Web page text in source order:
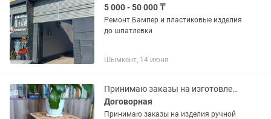
5 000 - 50 000 ₸
Ремонт Бампер и пластиковые изделия
до шпатлевки
Шымкент, 14 июня
Принимаю заказы на изготовление любых видов изделий из ковки и металла!!!
Договорная
Принимаю заказы на изделия ручной